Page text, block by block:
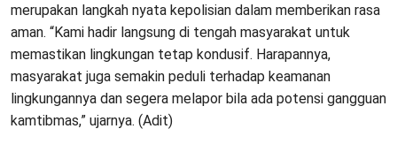
merupakan langkah nyata kepolisian dalam memberikan rasa
aman. “Kami hadir langsung di tengah masyarakat untuk
memastikan lingkungan tetap kondusif. Harapannya,
masyarakat juga semakin peduli terhadap keamanan
lingkungannya dan segera melapor bila ada potensi gangguan
kamtibmas,” ujarnya. (Adit)